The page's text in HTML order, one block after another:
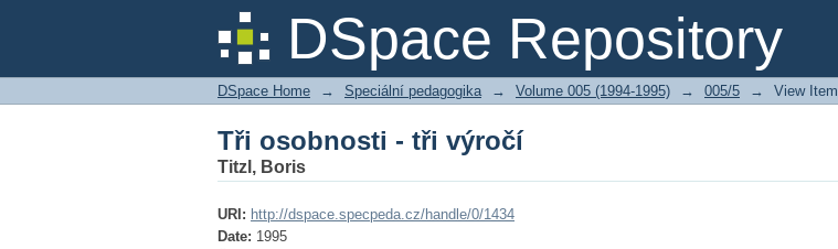
DSpace Repository
Tři osobnosti - tři výročí
DSpace Home → Speciální pedagogika → Volume 005 (1994-1995) → 005/5 → View Item
Tři osobnosti - tři výročí
Titzl, Boris
URI: http://dspace.specpeda.cz/handle/0/1434
Date: 1995